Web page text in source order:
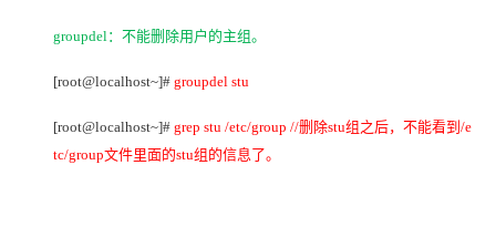
groupdel：不能删除用户的主组。
[root@localhost~]# groupdel stu
[root@localhost~]# grep stu /etc/group //删除stu组之后，不能看到/e
tc/group文件里面的stu组的信息了。